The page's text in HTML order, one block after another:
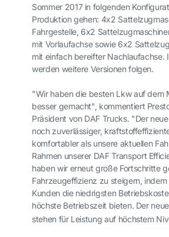
Sommer 2017 in folgenden
Produktion gehen: 4x2
Fahrgestelle, 6x2
mit Vorlaufachse sowie 6x2
mit einfach bereifter Nachlaufachse.
werden weitere Versionen folgen.
"Wir haben die besten Lkw auf dem
besser gemacht", kommentiert
Präsident von DAF Trucks. "Der
noch zuverlässiger,
komfortabler als unsere aktuellen
Rahmen unserer DAF Transport
haben wir erneut große Fortschritte
Fahrzeugeffizienz zu steigern, indem
Kunden die niedrigsten
höchste Betriebszeit bieten. Der
stehen für Leistung auf höchstem